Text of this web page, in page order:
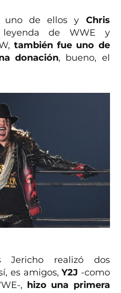
uno de ellos y Chris
de WWE y
también fue uno de
donación, bueno, el
Jericho realizó dos
es amigos,Y2J -como
, hizo una primera